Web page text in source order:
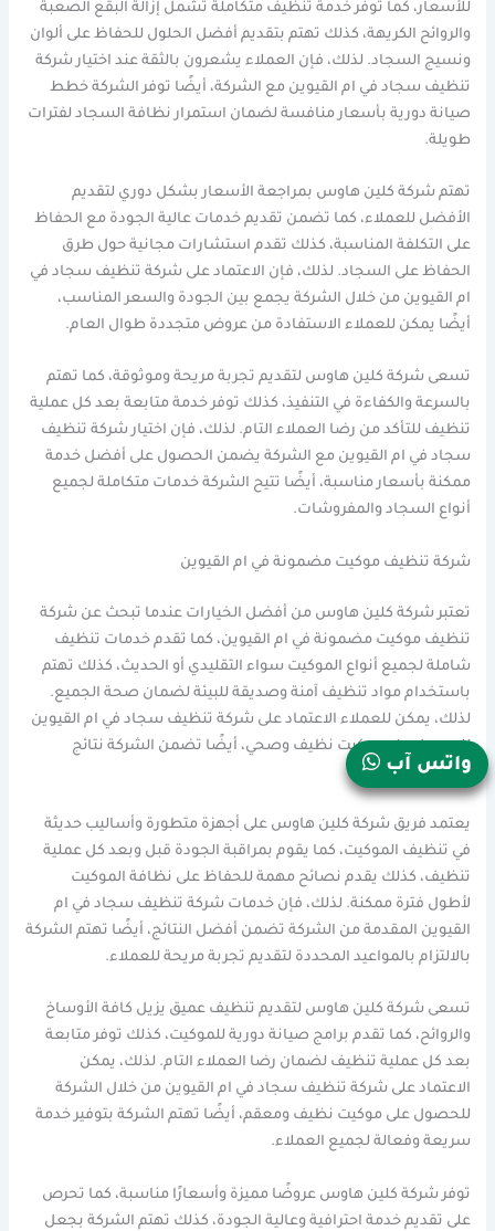
للأسعار، كما توفر خدمة تنظيف متكاملة تشمل إزالة البقع الصعبة
والروائح الكريهة، كذلك تهتم بتقديم أفضل الحلول للحفاظ على ألوان
ونسيج السجاد. لذلك، فإن العملاء يشعرون بالثقة عند اختيار شركة
تنظيف سجاد في ام القيوين مع الشركة، أيضًا توفر الشركة خطط
صيانة دورية بأسعار منافسة لضمان استمرار نظافة السجاد لفترات
طويلة.
تهتم شركة كلين هاوس بمراجعة الأسعار بشكل دوري لتقديم
الأفضل للعملاء، كما تضمن تقديم خدمات عالية الجودة مع الحفاظ
على التكلفة المناسبة، كذلك تقدم استشارات مجانية حول طرق
الحفاظ على السجاد. لذلك، فإن الاعتماد على شركة تنظيف سجاد في
ام القيوين من خلال الشركة يجمع بين الجودة والسعر المناسب،
أيضًا يمكن للعملاء الاستفادة من عروض متجددة طوال العام.
تسعى شركة كلين هاوس لتقديم تجربة مريحة وموثوقة، كما تهتم
بالسرعة والكفاءة في التنفيذ، كذلك توفر خدمة متابعة بعد كل عملية
تنظيف للتأكد من رضا العملاء التام. لذلك، فإن اختيار شركة تنظيف
سجاد في ام القيوين مع الشركة يضمن الحصول على أفضل خدمة
ممكنة بأسعار مناسبة، أيضًا تتيح الشركة خدمات متكاملة لجميع
أنواع السجاد والمفروشات.
شركة تنظيف موكيت مضمونة في ام القيوين
تعتبر شركة كلين هاوس من أفضل الخيارات عندما تبحث عن شركة
تنظيف موكيت مضمونة في ام القيوين، كما تقدم خدمات تنظيف
شاملة لجميع أنواع الموكيت سواء التقليدي أو الحديث، كذلك تهتم
باستخدام مواد تنظيف آمنة وصديقة للبيئة لضمان صحة الجميع.
لذلك، يمكن للعملاء الاعتماد على شركة تنظيف سجاد في ام القيوين
للحصول على موكيت نظيف وصحي، أيضًا تضمن الشركة نتائج
مضمونة وموثوقة.
يعتمد فريق شركة كلين هاوس على أجهزة متطورة وأساليب حديثة
في تنظيف الموكيت، كما يقوم بمراقبة الجودة قبل وبعد كل عملية
تنظيف، كذلك يقدم نصائح مهمة للحفاظ على نظافة الموكيت
لأطول فترة ممكنة. لذلك، فإن خدمات شركة تنظيف سجاد في ام
القيوين المقدمة من الشركة تضمن أفضل النتائج، أيضًا تهتم الشركة
بالالتزام بالمواعيد المحددة لتقديم تجربة مريحة للعملاء.
تسعى شركة كلين هاوس لتقديم تنظيف عميق يزيل كافة الأوساخ
والروائح، كما تقدم برامج صيانة دورية للموكيت، كذلك توفر متابعة
بعد كل عملية تنظيف لضمان رضا العملاء التام. لذلك، يمكن
الاعتماد على شركة تنظيف سجاد في ام القيوين من خلال الشركة
للحصول على موكيت نظيف ومعقم، أيضًا تهتم الشركة بتوفير خدمة
سريعة وفعالة لجميع العملاء.
توفر شركة كلين هاوس عروضًا مميزة وأسعارًا مناسبة، كما تحرص
على تقديم خدمة احترافية وعالية الجودة، كذلك تهتم الشركة بجعل
واتس آب